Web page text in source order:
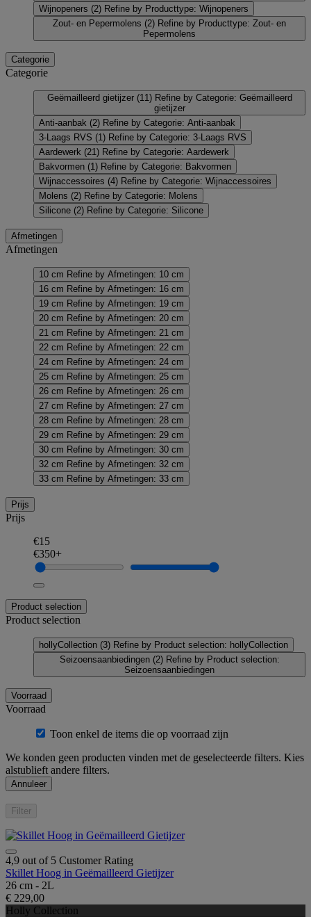
Wijnopeners (2) Refine by Producttype: Wijnopeners
Zout- en Pepermolens (2) Refine by Producttype: Zout- en
Pepermolens
Categorie
Categorie
Geëmailleerd gietijzer (11) Refine by Categorie: Geëmailleerd
gietijzer
Anti-aanbak (2) Refine by Categorie: Anti-aanbak
3-Laags RVS (1) Refine by Categorie: 3-Laags RVS
Aardewerk (21) Refine by Categorie: Aardewerk
Bakvormen (1) Refine by Categorie: Bakvormen
Wijnaccessoires (4) Refine by Categorie: Wijnaccessoires
Molens (2) Refine by Categorie: Molens
Silicone (2) Refine by Categorie: Silicone
Afmetingen
Afmetingen
10 cm Refine by Afmetingen: 10 cm
16 cm Refine by Afmetingen: 16 cm
19 cm Refine by Afmetingen: 19 cm
20 cm Refine by Afmetingen: 20 cm
21 cm Refine by Afmetingen: 21 cm
22 cm Refine by Afmetingen: 22 cm
24 cm Refine by Afmetingen: 24 cm
25 cm Refine by Afmetingen: 25 cm
26 cm Refine by Afmetingen: 26 cm
27 cm Refine by Afmetingen: 27 cm
28 cm Refine by Afmetingen: 28 cm
29 cm Refine by Afmetingen: 29 cm
30 cm Refine by Afmetingen: 30 cm
32 cm Refine by Afmetingen: 32 cm
33 cm Refine by Afmetingen: 33 cm
Prijs
Prijs
€15
€350+
Product selection
Product selection
hollyCollection (3) Refine by Product selection: hollyCollection
Seizoensaanbiedingen (2) Refine by Product selection:
Seizoensaanbiedingen
Voorraad
Voorraad
Toon enkel de items die op voorraad zijn
We konden geen producten vinden met de geselecteerde filters. Kies
alstublieft andere filters.
Annuleer
Filter
4,9 out of 5 Customer Rating
Skillet Hoog in Geëmailleerd Gietijzer
26 cm - 2L
€ 229,00
Holly Collection